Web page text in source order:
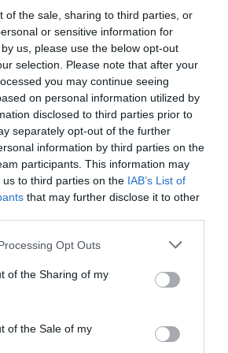
of the sale, sharing to third parties, or
or sensitive information for
us, please use the below opt-out
selection. Please note that after your
you may continue seeing
on personal information utilized by
disclosed to third parties prior to
separately opt-out of the further
information by third parties on the
participants. This information may
to third parties on the IAB’s List of
that may further disclose it to other
Opt Outs
of the Sharing of my
of the Sale of my
con la compra de mascarillas
Era una pregunta legítima, dado que
el procesamiento de José Luis
Torres por diversos delitos, entre
a organización criminal.
para desplegar una lista
acusaciones y alusiones sin
Torres, Armengol, bolsas con
de la prostitución, el fiscal
el hermano, la mujer,
oposiciones de Radiotelevisión
ilegal del Partido Socialista...”,
que recordó más a un
política que a una respuesta